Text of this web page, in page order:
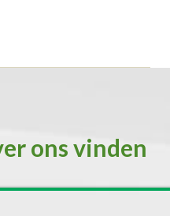
ons vinden